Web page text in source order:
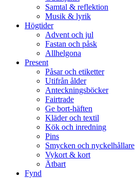
Samtal & reflektion
Musik & lyrik
Högtider
Advent och jul
Fastan och påsk
Allhelgona
Present
Påsar och etiketter
Utifrån ålder
Anteckningsböcker
Fairtrade
Ge bort-häften
Kläder och textil
Kök och inredning
Pins
Smycken och nyckelhållare
Vykort & kort
Ätbart
Fynd